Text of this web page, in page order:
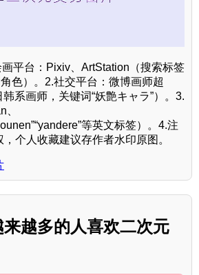
平台：Pixiv、ArtStation（搜索标签
色）。2.社交平台：微博画师超
系画师，关键词“妖艶キャラ”）。3.
等英文标签）。4.注
个人收藏建议存作者水印原图。
越多的人喜欢二次元